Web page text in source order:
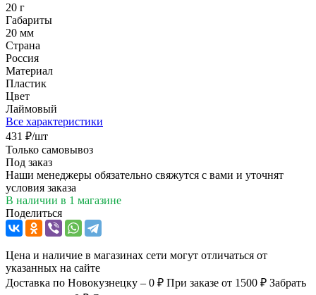
20 г
Габариты
20 мм
Страна
Россия
Материал
Пластик
Цвет
Лаймовый
Все характеристики
431 ₽/шт
Только самовывоз
Под заказ
Наши менеджеры обязательно свяжутся с вами и уточнят
условия заказа
В наличии в 1 магазине
Поделиться
Цена и наличие в магазинах сети могут отличаться от
указанных на сайте
Доставка по Новокузнецку – 0 ₽ При заказе от 1500 ₽ Забрать